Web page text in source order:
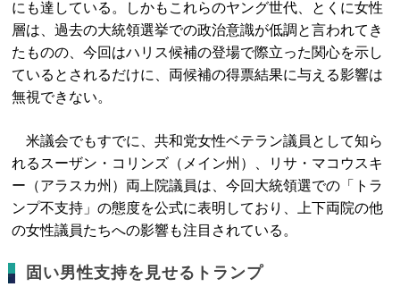
にも達している。しかもこれらのヤング世代、とくに女性
層は、過去の大統領選挙での政治意識が低調と言われてき
たものの、今回はハリス候補の登場で際立った関心を示し
ているとされるだけに、両候補の得票結果に与える影響は
無視できない。
米議会でもすでに、共和党女性ベテラン議員として知ら
れるスーザン・コリンズ（メイン州）、リサ・マコウスキ
ー（アラスカ州）両上院議員は、今回大統領選での「トラ
ンプ不支持」の態度を公式に表明しており、上下両院の他
の女性議員たちへの影響も注目されている。
固い男性支持を見せるトランプ